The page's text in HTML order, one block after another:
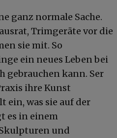
ganz normale Sache.
Trimgeräte vor die
sie mit. So
ein neues Leben bei
gebrauchen kann. Ser
ihre Kunst
ein, was sie auf der
es in einem
und